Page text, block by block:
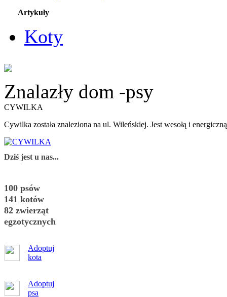
Artykuły
Koty
Znalazły dom -psy
CYWILKA
Cywilka została znaleziona na ul. Wileńskiej. Jest wesołą i
Dziś jest u nas...
100 psów
141 kotów
82 zwierząt
egzotycznych
Adoptuj
kota
Adoptuj
psa